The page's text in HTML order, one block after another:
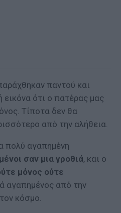
παντού και
ότι ο πατέρας μας
Τίποτα δεν θα
από την αλήθεια.
πολύ αγαπημένη
σαν μια γροθιά, και ο
μόνος ούτε
αγαπημένος από την
κόσμο.